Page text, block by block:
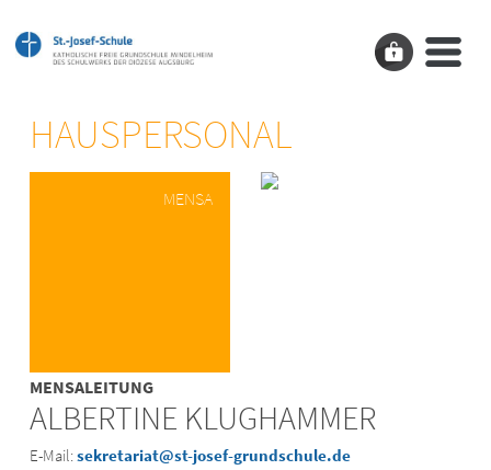
HAUSPERSONAL
MENSA
MENSALEITUNG
ALBERTINE KLUGHAMMER
E-Mail:sekretariat@st-josef-grundschule.de